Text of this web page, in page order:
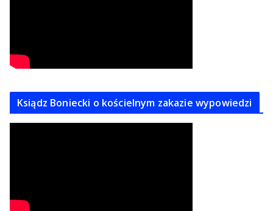
Ksiądz Boniecki o kościelnym zakazie wypowiedzi